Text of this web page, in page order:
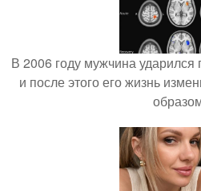
В 2006 году мужчина ударился
и после этого его жизнь